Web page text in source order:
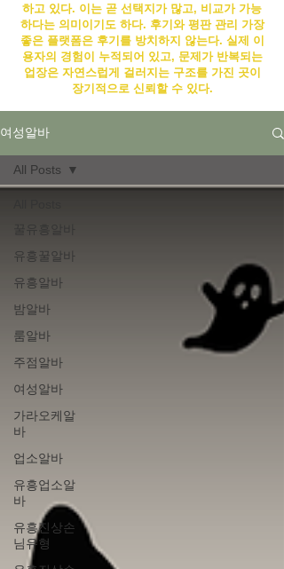
하고 있다. 이는 곧 선택지가 많고, 비교가 가능
하다는 의미이기도 하다. 후기와 평판 관리 가장
좋은 플랫폼은 후기를 방치하지 않는다. 실제 이
용자의 경험이 누적되어 있고, 문제가 반복되는
업장은 자연스럽게 걸러지는 구조를 가진 곳이
장기적으로 신뢰할 수 있다.
여성알바
유흥꿀알바
유흥알바
밤알바
룸알바
주점알바
여성알바
가라오케알
바
업소알바
유흥업소알
바
유흥진상손
님유형
All Posts